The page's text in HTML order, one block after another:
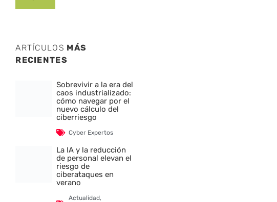
ARTÍCULOS MÁS
RECIENTES
Sobrevivir a la era del
caos industrializado:
cómo navegar por el
nuevo cálculo del
ciberriesgo
Cyber Expertos
La IA y la reducción
de personal elevan el
riesgo de
ciberataques en
verano
Actualidad,